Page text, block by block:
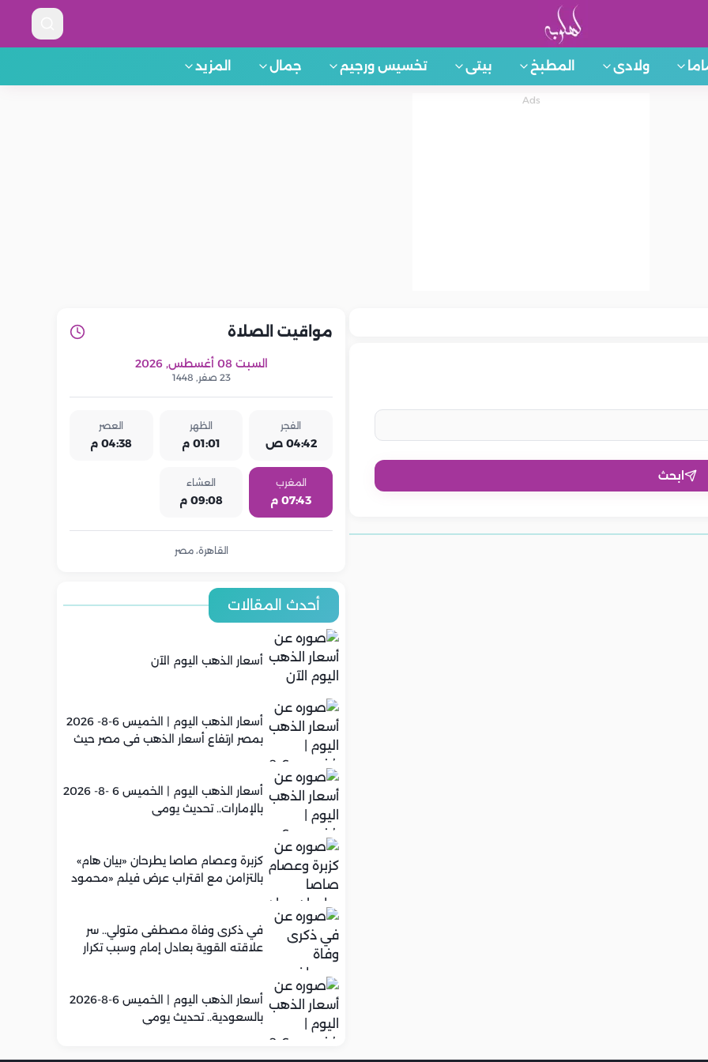
ولادى المطبخ بيتى تخسيس ورجيم جمال المزيد
ابحث
مواقيت الصلاة
السبت 08 أغسطس, 2026
23 صفر, 1448
الفجر
04:42 ص
الظهر
01:01 م
العصر
04:38 م
المغرب
07:43 م
العشاء
09:08 م
القاهرة، مصر
أحدث المقالات
أسعار الذهب اليوم الآن
أسعار الذهب اليوم | الخميس 6-8- 2026
بمصر ارتفاع أسعار الذهب في مصر حيث
أسعار الذهب اليوم | الخميس 6 -8- 2026
بالإمارات.. تحديث يومي
كزبرة وعصام صاصا يطرحان «بيان هام»
بالتزامن مع اقتراب عرض فيلم «محمود
في ذكرى وفاة مصطفى متولي.. سر
علاقته القوية بعادل إمام وسبب تكرار
أسعار الذهب اليوم | الخميس 6-8-2026
بالسعودية.. تحديث يومي